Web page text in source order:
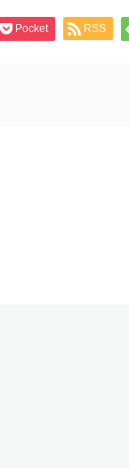
Pocket RSS